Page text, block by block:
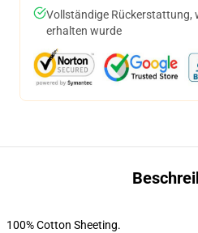
Vollständige Rückerstattung,
erhalten wurde
100% Cotton Sheeting.